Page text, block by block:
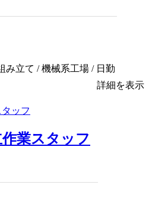
み立て / 機械系工場 / 日勤
詳細を表示
業スタッフ